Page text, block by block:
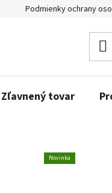
Podmienky ochrany
Zľavnený tovar
Novinka